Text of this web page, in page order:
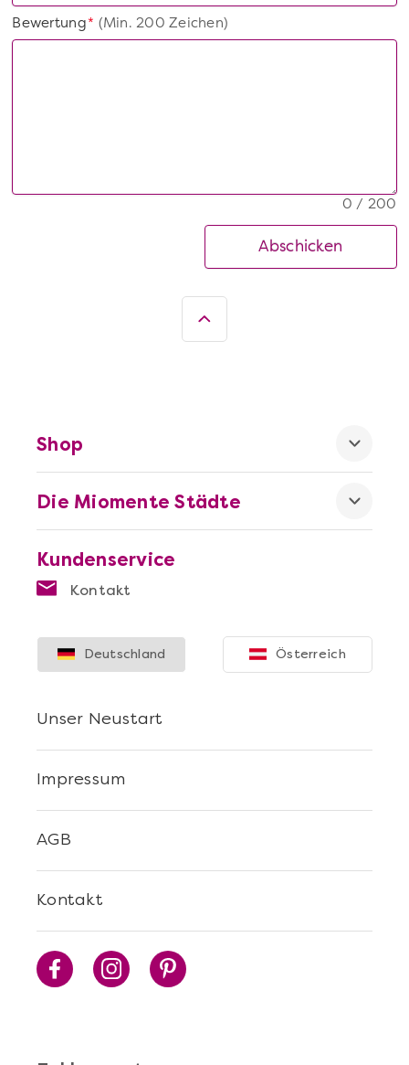
*
Bewertung(Min. 200 Zeichen)
0 / 200
Abschicken
Kundenservice
Kontakt
Die Miomente Städte
Shop
Kontakt
AGB
Impressum
Unser Neustart
Deutschland Österreich